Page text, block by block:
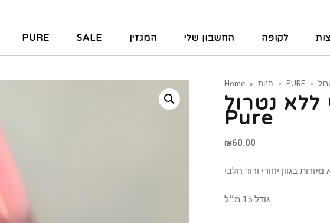
PURE SALE המגזין החשבון שלי לקופה
Home » חנות » PURE »
נטרול –
Pure
₪60.00
גודל 15 מ״ל.